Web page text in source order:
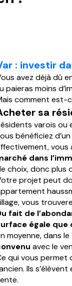
: investir
avez déjà dû
paieras moins
comment est-
sa
varois ou
bénéficiez
vous
dans
choix, donc plus
projet peut
vous
fait de
égale que
moyenne, dans
avec le
qui vous permet
Ils